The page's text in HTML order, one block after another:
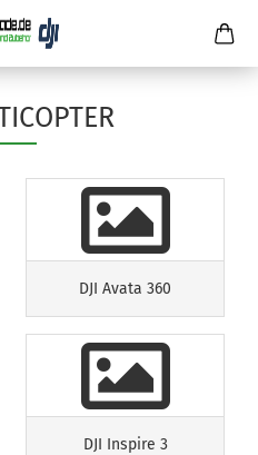
DJI Avata 360
DJI Inspire 3